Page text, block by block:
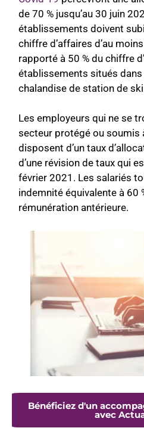
de 70 % jusqu’au 30 juin
établissements doivent
chiffre d’affaires d’au
rapporté à 50 % du chiffre
établissements situés dans
chalandise de station de
Les employeurs qui ne se
secteur protégé ou soumis
disposent d’un taux
d’une révision de taux qui
février 2021. Les salariés
indemnité équivalente à 60
rémunération antérieure.
Bénéficiez d'un
avec